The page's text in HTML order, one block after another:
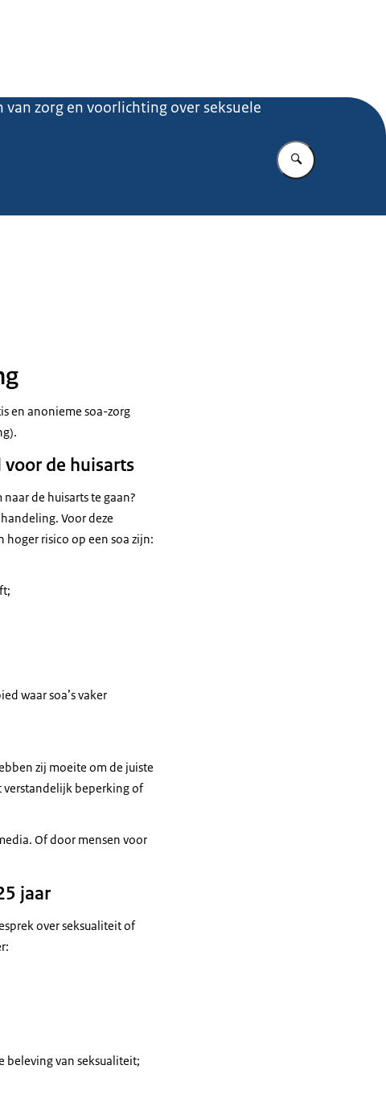
van zorg en voorlichting over seksuele
en anonieme soa-zorg
de huisarts
de huisarts te gaan?
Voor deze
hoger risico op een soa zijn:
waar soa’s vaker
zij moeite om de juiste
verstandelijk beperking of
Of door mensen voor
jaar
over seksualiteit of
beleving van seksualiteit;